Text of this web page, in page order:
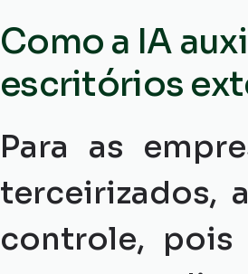
Como a IA
escritórios
Para as
terceirizados,
controle, pois